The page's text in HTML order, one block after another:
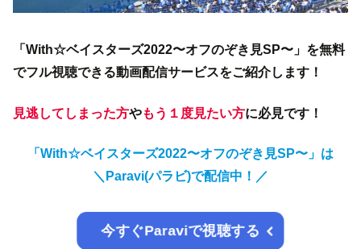
「With☆ベイスターズ2022〜オフのぞき見SP〜」を無料
でフル視聴できる動画配信サービスをご紹介します！
見逃してしまった方やもう１度見たい方に必見です！
「With☆ベイスターズ2022〜オフのぞき見SP〜」は
＼Paravi(パラビ)で配信中！／
今すぐParaviで視聴する